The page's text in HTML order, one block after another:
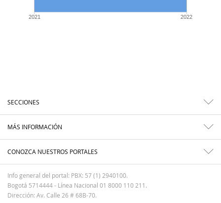
2021 2022
SECCIONES
MÁS INFORMACIÓN
CONOZCA NUESTROS PORTALES
Info general del portal: PBX: 57 (1) 2940100.
Bogotá 5714444 - Línea Nacional 01 8000 110 211.
Dirección: Av. Calle 26 # 68B-70.